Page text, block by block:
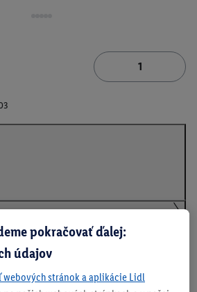
pokračovať ďalej:
údajov
stránok a aplikácie Lidl